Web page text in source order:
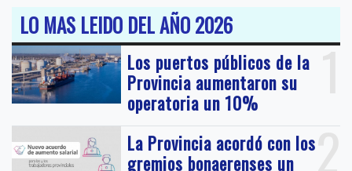
LO MAS LEIDO DEL AÑO 2026
1
Los puertos públicos de la
Provincia aumentaron su
operatoria un 10%
2
La Provincia acordó con los
gremios bonaerenses un